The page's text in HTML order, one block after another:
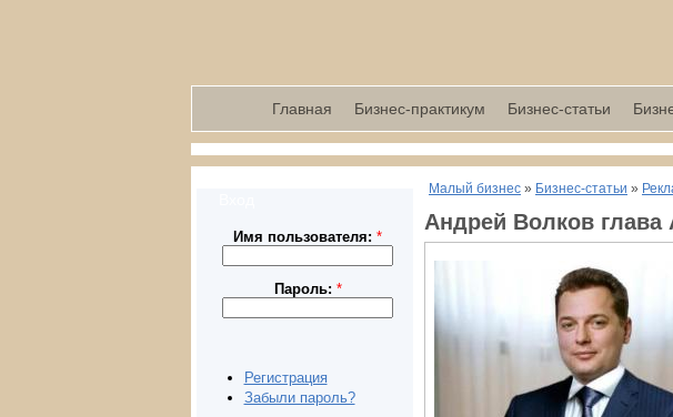
Главная Бизнес-практикум Бизнес-статьи
Имя пользователя: *
Пароль: *
Регистрация
Забыли пароль?
Малый бизнес » Бизнес-статьи »
Андрей Волков